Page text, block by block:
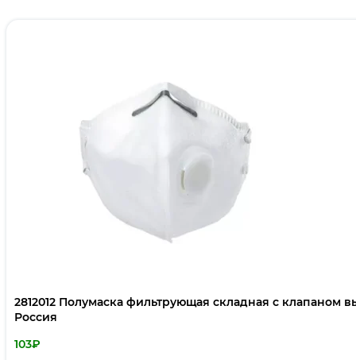
2812012 Полумаска фильтрующая складная с клапаном
Россия
103₽